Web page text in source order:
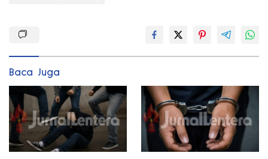
Baca Juga